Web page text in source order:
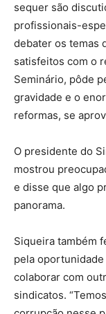
sequer são
profissionais-
debater os temas
satisfeitos com o
Seminário, pôde
gravidade e o
reformas, se
O presidente do
mostrou
e disse que algo
panorama.
Siqueira também
pela
colaborar com
sindicatos.